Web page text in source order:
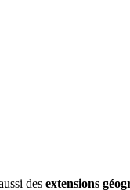
des extensions